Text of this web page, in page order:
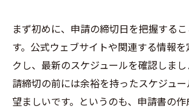
まず初めに、申請の締切日を把握する
す。公式ウェブサイトや関連する情報
クし、最新のスケジュールを確認しま
請締切の前には余裕を持ったスケジュ
望ましいです。というのも、申請書の